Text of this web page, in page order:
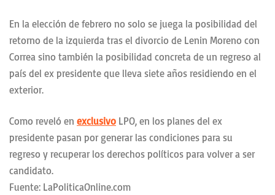
En la elección de febrero no solo se juega la posibilidad del
retorno de la izquierda tras el divorcio de Lenin Moreno con
Correa sino también la posibilidad concreta de un regreso al
país del ex presidente que lleva siete años residiendo en el
exterior.
Como reveló en exclusivo LPO, en los planes del ex
presidente pasan por generar las condiciones para su
regreso y recuperar los derechos políticos para volver a ser
candidato.
Fuente: LaPoliticaOnline.com